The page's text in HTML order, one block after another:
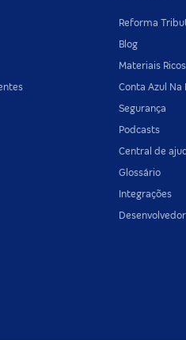
Reforma
Blog
Materiais Ricos
Conta Azul Na
Segurança
Podcasts
Central de
Glossário
Integrações